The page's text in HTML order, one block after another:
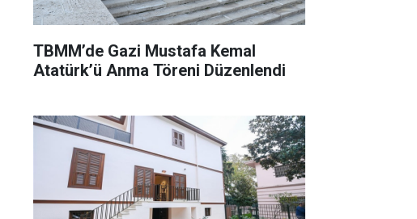
TBMM’de Gazi Mustafa Kemal
Atatürk’ü Anma Töreni Düzenlendi